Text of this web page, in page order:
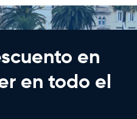
en
en todo el